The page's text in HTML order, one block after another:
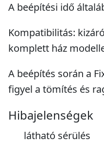
A beépítési idő
Kompatibilitás:
komplett ház
A beépítés során a
figyel a tömítés és
Hibajelenségek
látható sérülés